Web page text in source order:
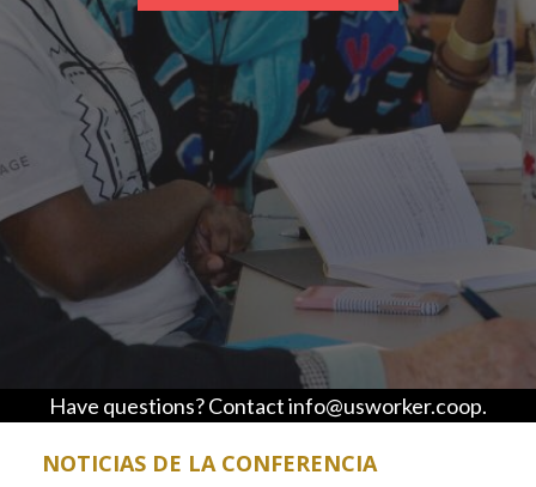
Have questions? Contact info@usworker.coop.
NOTICIAS DE LA CONFERENCIA